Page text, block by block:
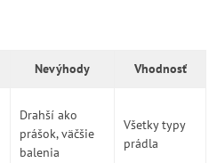
Nevýhody Vhodnosť
Drahší ako
prášok, väčšie
balenia
Všetky typy
prádla